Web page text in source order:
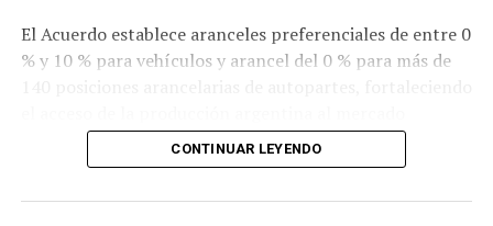
El Acuerdo establece aranceles preferenciales de entre 0
% y 10 % para vehículos y arancel del 0 % para más de
ecuatoriano.
CONTINUAR LEYENDO